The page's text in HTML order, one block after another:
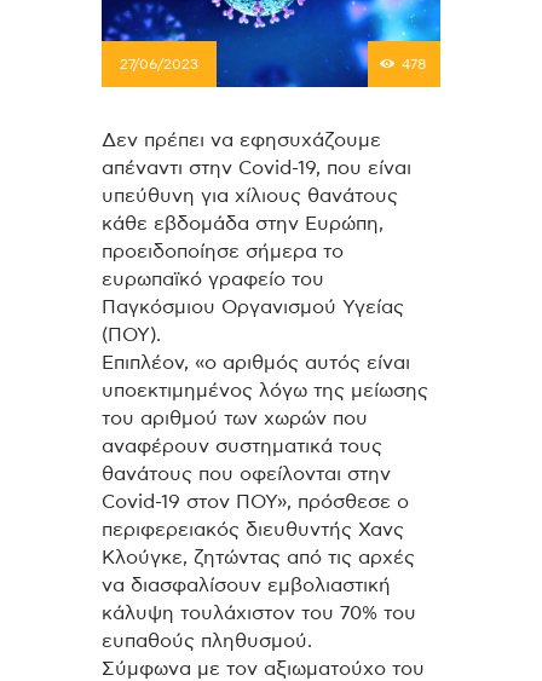
27/06/2023 478
Δεν πρέπει να εφησυχάζουμε
απέναντι στην Covid-19, που είναι
υπεύθυνη για χίλιους θανάτους
κάθε εβδομάδα στην Ευρώπη,
προειδοποίησε σήμερα το
ευρωπαϊκό γραφείο του
Παγκόσμιου Οργανισμού Υγείας
(ΠΟΥ).
Επιπλέον, «ο αριθμός αυτός είναι
υποεκτιμημένος λόγω της μείωσης
του αριθμού των χωρών που
αναφέρουν συστηματικά τους
θανάτους που οφείλονται στην
Covid-19 στον ΠΟΥ», πρόσθεσε ο
περιφερειακός διευθυντής Χανς
Κλούγκε, ζητώντας από τις αρχές
να διασφαλίσουν εμβολιαστική
κάλυψη τουλάχιστον του 70% του
ευπαθούς πληθυσμού.
Σύμφωνα με τον αξιωματούχο του